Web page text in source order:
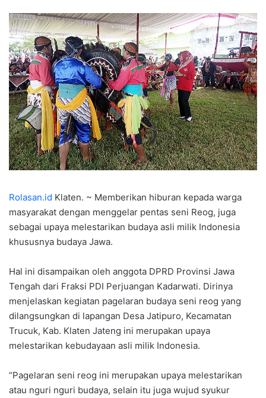
Rolasan.id Klaten. ~ Memberikan hiburan kepada warga
masyarakat dengan menggelar pentas seni Reog, juga
sebagai upaya melestarikan budaya asli milik Indonesia
khususnya budaya Jawa.
Hal ini disampaikan oleh anggota DPRD Provinsi Jawa
Tengah dari Fraksi PDI Perjuangan Kadarwati. Dirinya
menjelaskan kegiatan pagelaran budaya seni reog yang
dilangsungkan di lapangan Desa Jatipuro, Kecamatan
Trucuk, Kab. Klaten Jateng ini merupakan upaya
melestarikan kebudayaan asli milik Indonesia.
“Pagelaran seni reog ini merupakan upaya melestarikan
atau nguri nguri budaya, selain itu juga wujud syukur